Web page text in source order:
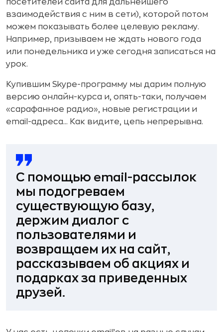
посетителей сайта для дальнейшего
взаимодействия с ним в сети), которой потом
можем показывать более целевую рекламу.
Например, призываем не ждать нового года
или понедельника и уже сегодня записаться на
урок.
Купившим Skype-программу мы дарим полную
версию онлайн-курса и, опять-таки, получаем
«сарафанное радио», новые регистрации и
email-адреса... Как видите, цепь непрерывна.
С помощью email-рассылок
мы подогреваем
существующую базу,
держим диалог с
пользователями и
возвращаем их на сайт,
рассказываем об акциях и
подарках за приведенных
друзей.